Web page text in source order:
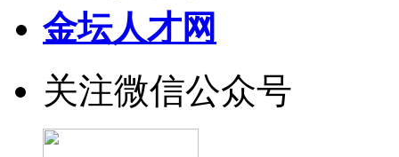
金坛人才网
关注微信公众号